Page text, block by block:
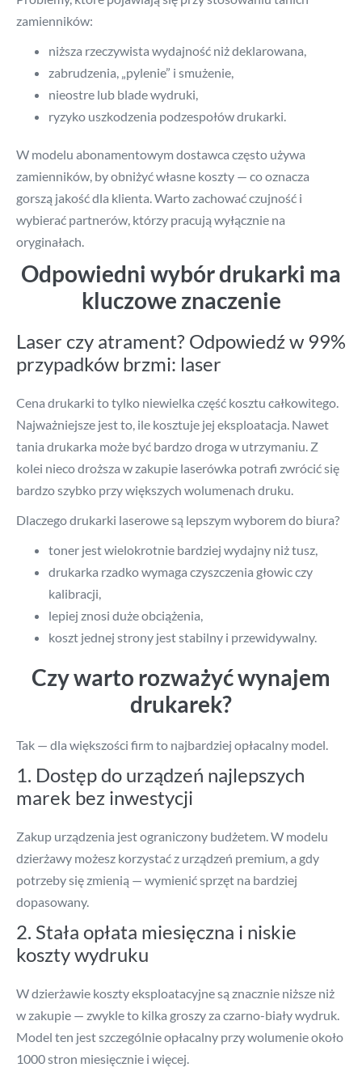
zamienników:
niższa rzeczywista wydajność niż deklarowana,
zabrudzenia, „pylenie” i smużenie,
nieostre lub blade wydruki,
ryzyko uszkodzenia podzespołów drukarki.
W modelu abonamentowym dostawca często używa
zamienników, by obniżyć własne koszty — co oznacza
gorszą jakość dla klienta. Warto zachować czujność i
wybierać partnerów, którzy pracują wyłącznie na
oryginałach.
Odpowiedni wybór drukarki ma
kluczowe znaczenie
Laser czy atrament? Odpowiedź w 99%
przypadków brzmi: laser
Cena drukarki to tylko niewielka część kosztu całkowitego.
Najważniejsze jest to, ile kosztuje jej eksploatacja. Nawet
tania drukarka może być bardzo droga w utrzymaniu. Z
kolei nieco droższa w zakupie laserówka potrafi zwrócić się
bardzo szybko przy większych wolumenach druku.
Dlaczego drukarki laserowe są lepszym wyborem do biura?
toner jest wielokrotnie bardziej wydajny niż tusz,
drukarka rzadko wymaga czyszczenia głowic czy
kalibracji,
lepiej znosi duże obciążenia,
koszt jednej strony jest stabilny i przewidywalny.
Czy warto rozważyć wynajem
drukarek?
Tak — dla większości firm to najbardziej opłacalny model.
1. Dostęp do urządzeń najlepszych
marek bez inwestycji
Zakup urządzenia jest ograniczony budżetem. W modelu
dzierżawy możesz korzystać z urządzeń premium, a gdy
potrzeby się zmienią — wymienić sprzęt na bardziej
dopasowany.
2. Stała opłata miesięczna i niskie
koszty wydruku
W dzierżawie koszty eksploatacyjne są znacznie niższe niż
w zakupie — zwykle to kilka groszy za czarno-biały wydruk.
Model ten jest szczególnie opłacalny przy wolumenie około
1000 stron miesięcznie i więcej.